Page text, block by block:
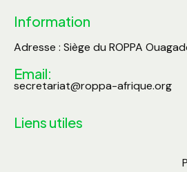
Information
Adresse : Siège du ROPPA
Email:
secretariat@roppa-afrique.org
Liens utiles